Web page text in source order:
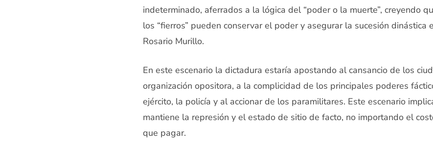
indeterminado, aferrados a la lógica del “poder o la muerte”, creyendo
los “fierros” pueden conservar el poder y asegurar la sucesión dinástica
Rosario Murillo.
En este escenario la dictadura estaría apostando al cansancio de los
organización opositora, a la complicidad de los principales poderes
ejército, la policía y al accionar de los paramilitares. Este escenario
mantiene la represión y el estado de sitio de facto, no importando el
que pagar.